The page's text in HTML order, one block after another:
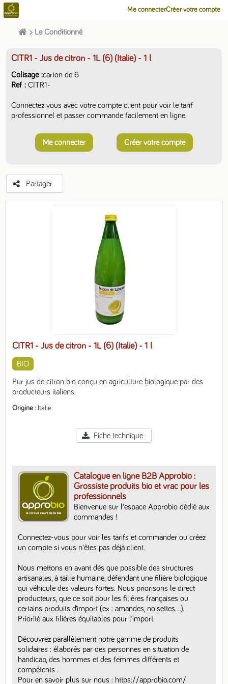
Me connecterCréer votre compte
> Le Conditionné
CITR1 - Jus de citron - 1L (6) (Italie) - 1 l
BIO
Pur jus de citron bio conçu en agriculture biologique par des
producteurs italiens.
Origine Italie
Fiche technique
Catalogue en ligne B2B Approbio :
Grossiste produits bio et vrac pour les
professionnels
Bienvenue sur l'espace Approbio dédié aux
commandes !
Connectez-vous pour voir les tarifs et commander ou créez
un compte si vous n'êtes pas déjà client.
Nous mettons en avant dès que possible des structures
artisanales, à taille humaine, défendant une filière biologique
qui véhicule des valeurs fortes. Nous priorisons le direct
producteurs, que ce soit pour les filières françaises ou
certains produits d’import (ex : amandes, noisettes…).
Priorité aux filières équitables pour l’import.
Découvrez parallèlement notre gamme de produits
solidaires : élaborés par des personnes en situation de
handicap, des hommes et des femmes différents et
compétents .
Pour en savoir plus sur nous : https://approbio.com/
CITR1 - Jus de citron - 1L (6) (Italie) - 1 l
Colisage carton de 6
Ref
CITR1-
Connectez vous avec votre compte client pour voir le tarif
professionnel et passer commande facilement en ligne.
Me connecter Créer votre compte
Partager